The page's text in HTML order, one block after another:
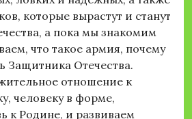
которые вырастут и станут
а пока мы знакомим
что такое армия, почему
Защитника Отечества.
отношение к
человеку в форме,
к Родине, и развиваем